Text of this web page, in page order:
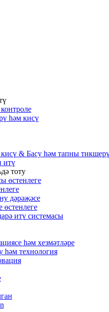
һәм кисү
& Басу һәм тапны
итү
тоту
өстенлеге
дәрәҗәсе
итү системасы
һәм хезмәтләре
һәм технология